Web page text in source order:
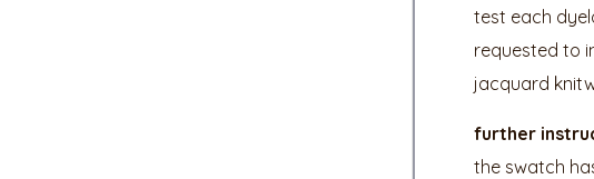
test each
requested to
jacquard
further
the swatch